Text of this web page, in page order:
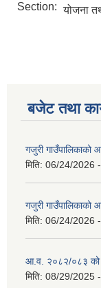
Section: योजना
बजेट तथा
गजुरी
मिति: 06/24/2026
गजुरी
मिति: 06/24/2026
आ.व. २०८२/०८३ को
मिति: 08/29/2025